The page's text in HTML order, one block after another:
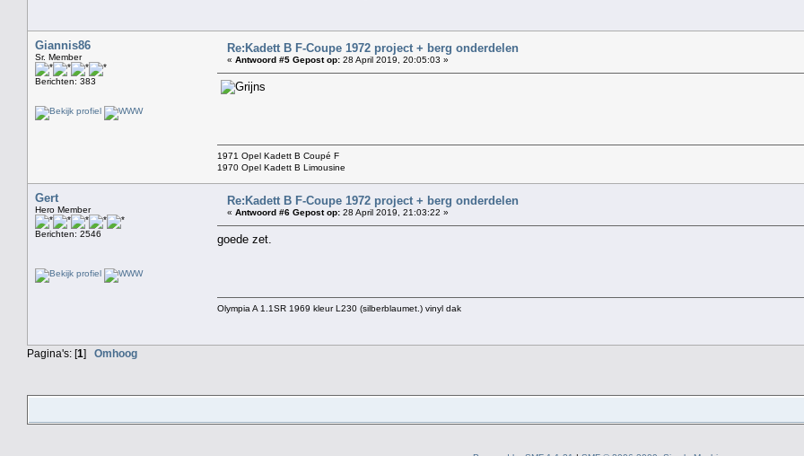
Giannis86
Sr. Member
Berichten: 383
Re:Kadett B F-Coupe 1972 project + berg onderdelen
« Antwoord #5 Gepost op: 28 April 2019, 20:05:03 »
1971 Opel Kadett B Coupé F
1970 Opel Kadett B Limousine
Gert
Hero Member
Berichten: 2546
Re:Kadett B F-Coupe 1972 project + berg onderdelen
« Antwoord #6 Gepost op: 28 April 2019, 21:03:22 »
goede zet.
Olympia A 1.1SR 1969 kleur L230 (silberblaumet.) vinyl dak
Pagina's: [1] Omhoog